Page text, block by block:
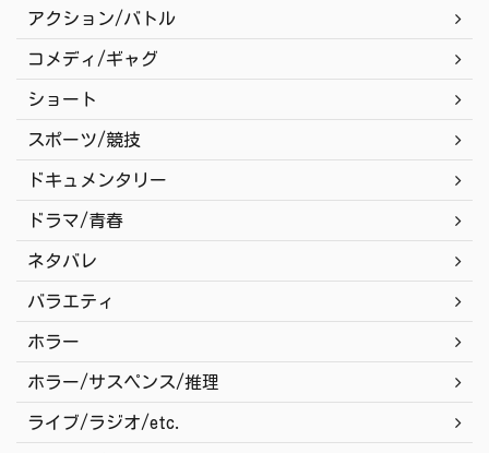
アクション/バトル
コメディ/ギャグ
ショート
スポーツ/競技
ドキュメンタリー
ドラマ/青春
ネタバレ
バラエティ
ホラー
ホラー/サスペンス/推理
ライブ/ラジオ/etc.